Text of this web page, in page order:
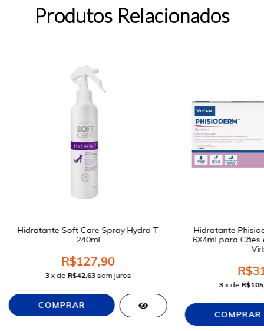
Produtos Relacionados
Hidratante Soft Care Spray Hydra T
240ml
R$127,90
3 x de R$42,63 sem juros
Hidratante
6X4ml para Cães
3 x de